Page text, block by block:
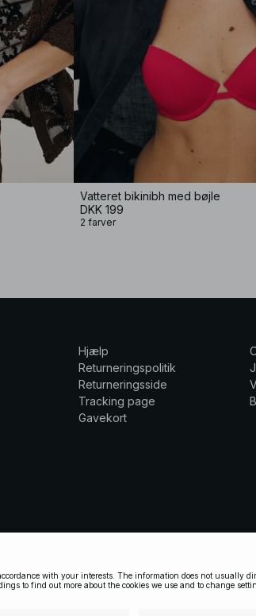
Vatteret bikinibh med bøjle
DKK 199
2 farver
Hjælp
Returneringspolitik
Returneringsside
Tracking page
Gavekort